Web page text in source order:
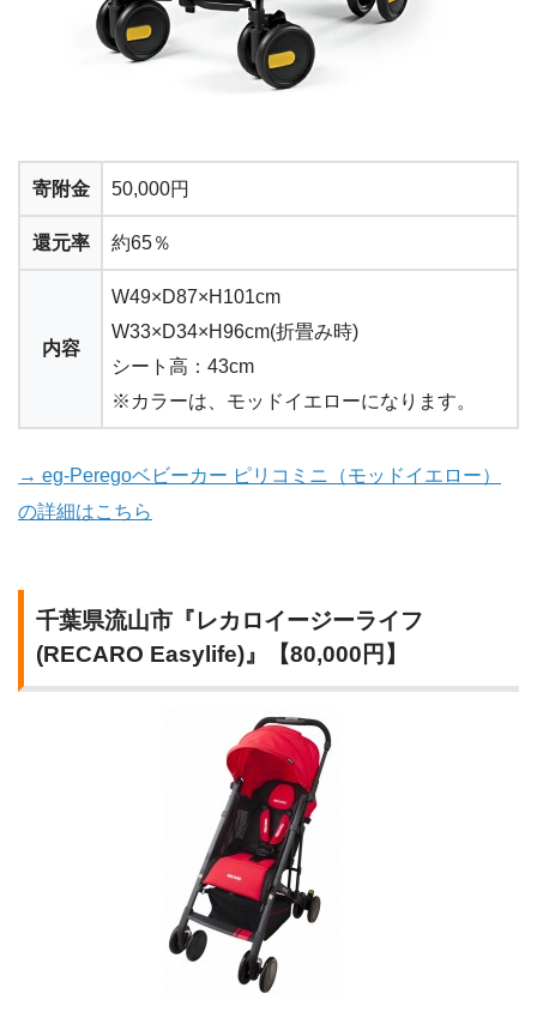
寄附金 50,000円
還元率 約65％
内容
W49×D87×H101cm
W33×D34×H96cm(折畳み時)
シート高：43cm
※カラーは、モッドイエローになります。
→ eg-Peregoベビーカー ピリコミニ（モッドイエロー）
の詳細はこちら
千葉県流山市『レカロイージーライフ
(RECARO Easylife)』【80,000円】